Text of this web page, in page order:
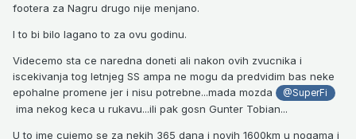
footera za Nagru drugo nije menjano.
I to bi bilo lagano to za ovu godinu.
Videcemo sta ce naredna doneti ali nakon ovih zvucnika i
iscekivanja tog letnjeg SS ampa ne mogu da predvidim bas neke
epohalne promene jer i nisu potrebne...mada mozda
@SuperFi
ima nekog keca u rukavu...ili pak gosn Gunter Tobian...
U to ime cujemo se za nekih 365 dana i novih 1600km u nogama i